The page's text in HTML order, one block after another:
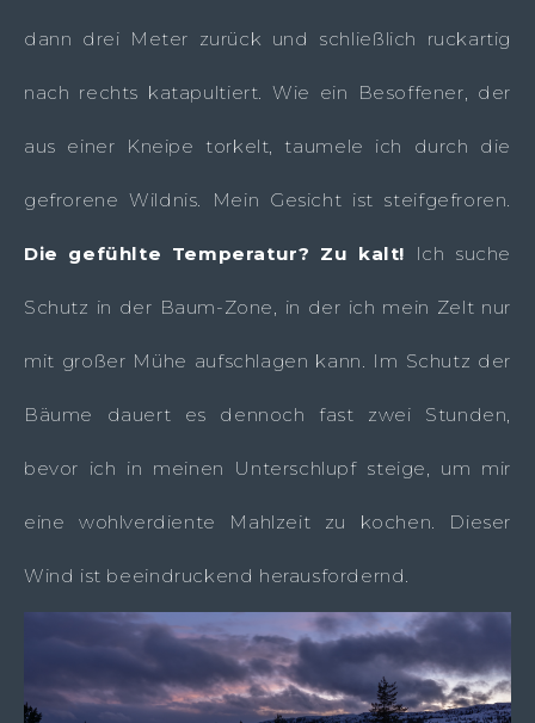
dann drei Meter zurück und schließlich ruckartig
nach rechts katapultiert. Wie ein Besoffener, der
aus einer Kneipe torkelt, taumele ich durch die
gefrorene Wildnis. Mein Gesicht ist steifgefroren.
Die gefühlte Temperatur? Zu kalt! Ich suche
Schutz in der Baum-Zone, in der ich mein Zelt nur
mit großer Mühe aufschlagen kann. Im Schutz der
Bäume dauert es dennoch fast zwei Stunden,
bevor ich in meinen Unterschlupf steige, um mir
eine wohlverdiente Mahlzeit zu kochen. Dieser
Wind ist beeindruckend herausfordernd.